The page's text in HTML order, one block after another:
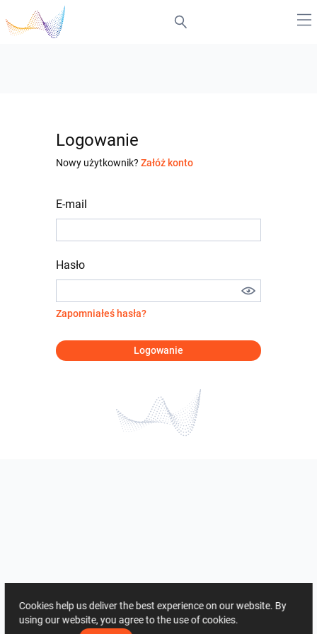
Logowanie
Nowy użytkownik? Załóż konto
E-mail
Hasło
Zapomniałeś hasła?
Logowanie
Cookies help us deliver the best experience on our website. By
using our website, you agree to the use of cookies.